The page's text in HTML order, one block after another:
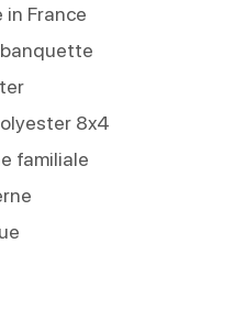
in France
8x4
familiale